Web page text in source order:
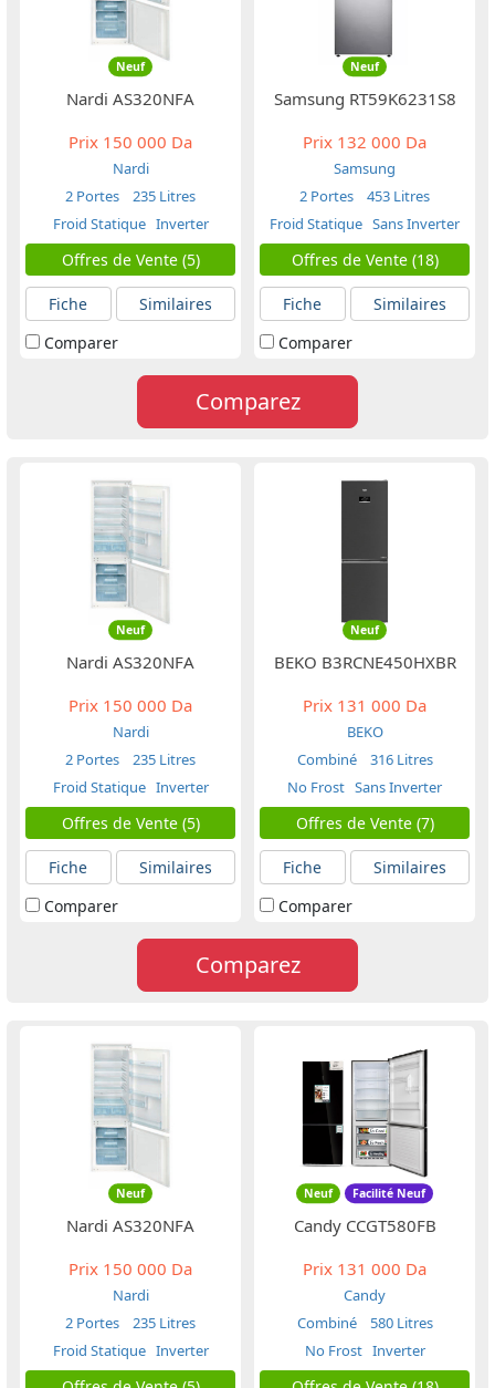
Neuf
Nardi AS320NFA
Prix 150 000 Da
Nardi
2 Portes
235 Litres
Froid Statique Inverter
Offres de Vente (5)
Fiche
Similaires
Comparer
Neuf
Samsung RT59K6231S8
Prix 132 000 Da
Samsung
2 Portes
453 Litres
Froid Statique Sans Inverter
Offres de Vente (18)
Fiche
Similaires
Comparer
Comparez
Neuf
Nardi AS320NFA
Prix 150 000 Da
Nardi
2 Portes
235 Litres
Froid Statique Inverter
Offres de Vente (5)
Fiche
Similaires
Comparer
Neuf
BEKO B3RCNE450HXBR
Prix 131 000 Da
BEKO
Combiné
316 Litres
No Frost Sans Inverter
Offres de Vente (7)
Fiche
Similaires
Comparer
Comparez
Neuf
Nardi AS320NFA
Prix 150 000 Da
Nardi
2 Portes
235 Litres
Froid Statique Inverter
Neuf Facilité Neuf
Candy CCGT580FB
Prix 131 000 Da
Candy
Combiné
580 Litres
No Frost Inverter